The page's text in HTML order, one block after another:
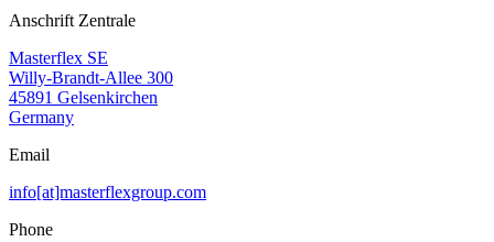
Anschrift Zentrale
Masterflex SE
Willy-Brandt-Allee 300
45891 Gelsenkirchen
Germany
Email
info[at]masterflexgroup.com
Phone